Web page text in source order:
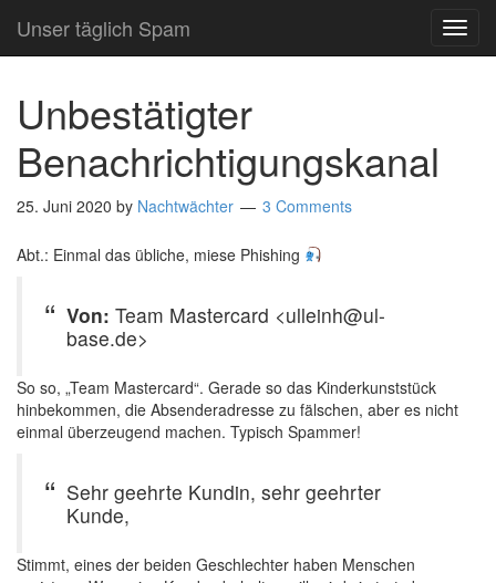
Unser täglich Spam
Unbestätigter
Benachrichtigungskanal
25. Juni 2020 by Nachtwächter 3 Comments
Abt.: Einmal das übliche, miese Phishing
Von: Team Mastercard <ulleinh@ul-
base.de>
So so, „Team Mastercard“. Gerade so das Kinderkunststück
hinbekommen, die Absenderadresse zu fälschen, aber es nicht
einmal überzeugend machen. Typisch Spammer!
Sehr geehrte Kundin, sehr geehrter
Kunde,
Stimmt, eines der beiden Geschlechter haben Menschen